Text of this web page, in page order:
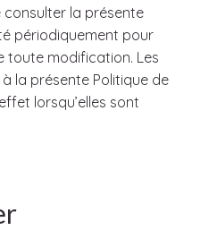
consulter la présente
périodiquement pour
toute modification. Les
la présente Politique de
lorsqu’elles sont